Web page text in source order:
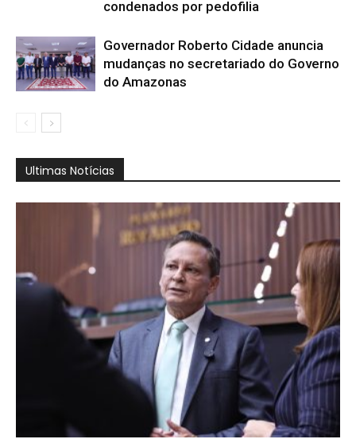
condenados por pedofilia
Governador Roberto Cidade anuncia
mudanças no secretariado do Governo
do Amazonas
Ultimas Notícias